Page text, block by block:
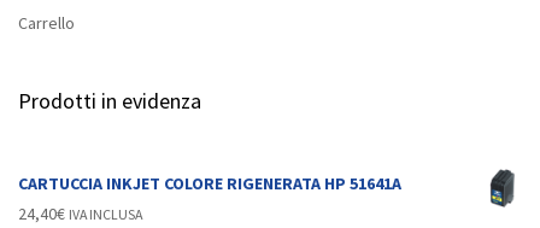
Carrello
Prodotti in evidenza
CARTUCCIA INKJET COLORE RIGENERATA HP 51641A
24,40€ IVA INCLUSA